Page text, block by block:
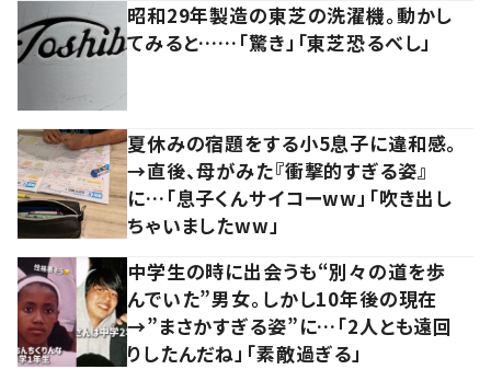
昭和29年製造の東芝の洗濯機。動かし
てみると……「驚き」「東芝恐るべし」
夏休みの宿題をする小5息子に違和感。
→直後、母がみた『衝撃的すぎる姿』
に…「息子くんサイコーww」「吹き出し
ちゃいましたww」
中学生の時に出会うも“別々の道を歩
んでいた”男女。しかし10年後の現在
→”まさかすぎる姿”に…「2人とも遠回
りしたんだね」「素敵過ぎる」